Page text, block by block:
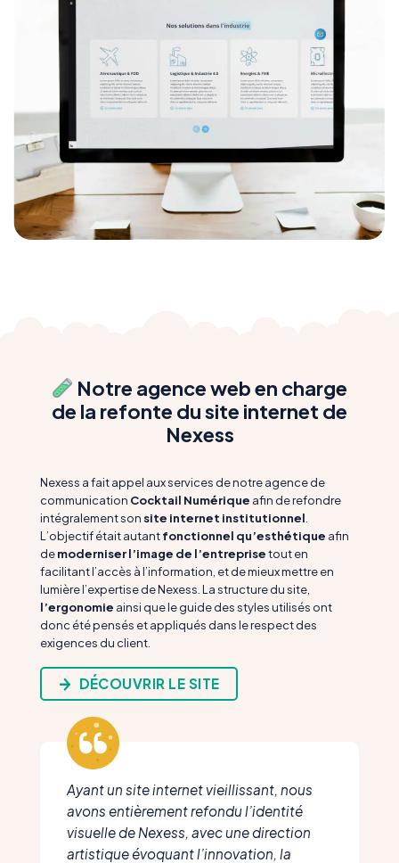
Notre agence web en charge
de la refonte du site internet de
Nexess
Nexess a fait appel aux services de notre agence de
communication Cocktail Numérique afin de refondre
intégralement son site internet institutionnel
L’objectif était autantfonctionnel qu’esthétique afin
demoderniser l’image de l’entreprisetout en
facilitant l’accès à l’information, et de mieux mettre en
lumière l’expertise de Nexess. La structure du site,
l’ergonomie ainsi que le guide des styles utilisés ont
donc été pensés et appliqués dans le respect des
exigences du client.
DÉCOUVRIR LE SITE
Ayant un site internet vieillissant, nous
avons entièrement refondu l’identité
visuelle de Nexess, avec une direction
artistique évoquant l’innovation, la